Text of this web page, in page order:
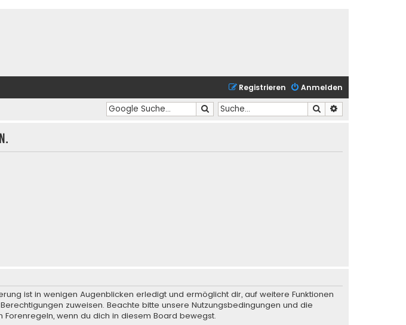
Anmelden
Registrieren
Suche
Suche
ist in wenigen Augenblicken erledigt und ermöglicht dir, auf weitere Funktionen
zuweisen. Beachte bitte unsere Nutzungsbedingungen und die
wenn du dich in diesem Board bewegst.